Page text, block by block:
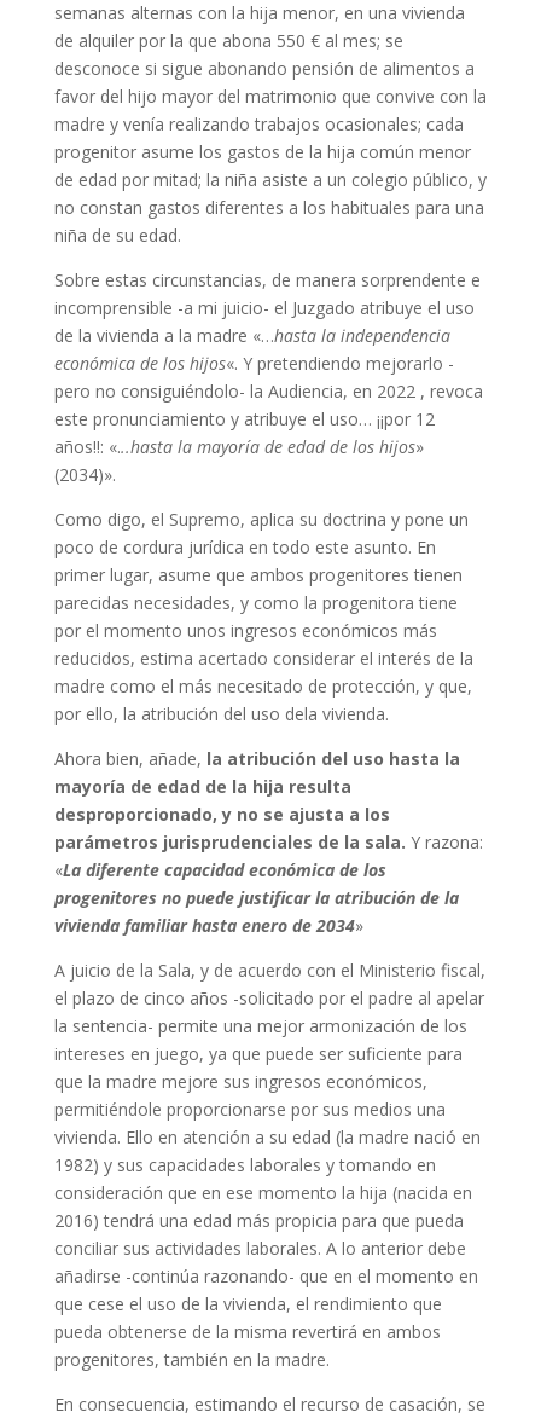
semanas alternas con la hija menor, en una vivienda
de alquiler por la que abona 550 € al mes; se
desconoce si sigue abonando pensión de alimentos a
favor del hijo mayor del matrimonio que convive con la
madre y venía realizando trabajos ocasionales; cada
progenitor asume los gastos de la hija común menor
de edad por mitad; la niña asiste a un colegio público, y
no constan gastos diferentes a los habituales para una
niña de su edad.
Sobre estas circunstancias, de manera sorprendente e
incomprensible -a mi juicio- el Juzgado atribuye el uso
de la vivienda a la madre «…hasta la independencia
económica de los hijos«. Y pretendiendo mejorarlo -
pero no consiguiéndolo- la Audiencia, en 2022 , revoca
este pronunciamiento y atribuye el uso… ¡¡por 12
años!!: «...hasta la mayoría de edad de los hijos»
(2034)».
Como digo, el Supremo, aplica su doctrina y pone un
poco de cordura jurídica en todo este asunto. En
primer lugar, asume que ambos progenitores tienen
parecidas necesidades, y como la progenitora tiene
por el momento unos ingresos económicos más
reducidos, estima acertado considerar el interés de la
madre como el más necesitado de protección, y que,
por ello, la atribución del uso dela vivienda.
Ahora bien, añade, la atribución del uso hasta la
mayoría de edad de la hija resulta
desproporcionado, y no se ajusta a los
parámetros jurisprudenciales de la sala. Y razona:
«La diferente capacidad económica de los
progenitores no puede justificar la atribución de la
vivienda familiar hasta enero de 2034»
A juicio de la Sala, y de acuerdo con el Ministerio fiscal,
el plazo de cinco años -solicitado por el padre al apelar
la sentencia- permite una mejor armonización de los
intereses en juego, ya que puede ser suficiente para
que la madre mejore sus ingresos económicos,
permitiéndole proporcionarse por sus medios una
vivienda. Ello en atención a su edad (la madre nació en
1982) y sus capacidades laborales y tomando en
consideración que en ese momento la hija (nacida en
2016) tendrá una edad más propicia para que pueda
conciliar sus actividades laborales. A lo anterior debe
añadirse -continúa razonando- que en el momento en
que cese el uso de la vivienda, el rendimiento que
pueda obtenerse de la misma revertirá en ambos
progenitores, también en la madre.
En consecuencia, estimando el recurso de casación, se